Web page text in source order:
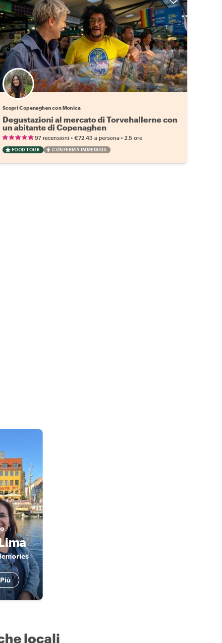
Scopri Copenaghen con Monica
Degustazioni al mercato di Torvehallerne con
un abitante di Copenaghen
97 recensioni• €72.43 a persona• 2.5 ore
FOOD TOUR CONFERMA IMMEDIATA
locali